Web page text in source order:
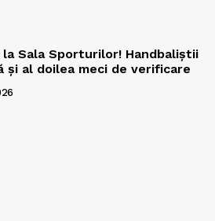
Sala Sporturilor! Handbaliștii
și al doilea meci de verificare